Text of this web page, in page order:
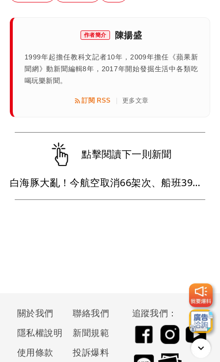
作者簡介 陳揚盛
1999年起擔任教科文記者10年，2009年擔任《蘋果新
聞網》動新聞編輯8年，2017年開始發掘生活中各類吃
喝玩樂新聞。
訂閱 RSS 更多文章
點擊閱讀下一則新聞
白海豚大亂！今航空取消66架次、船班39航次停航
關於我們
聯絡我們
隱私權說明
新聞規範
使用條款
投訴爆料
追蹤我們：